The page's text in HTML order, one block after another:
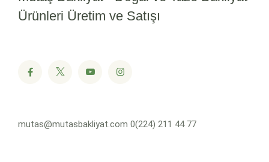
Ürünleri Üretim ve Satışı
mutas@mutasbakliyat.com 0(224) 211 44 77